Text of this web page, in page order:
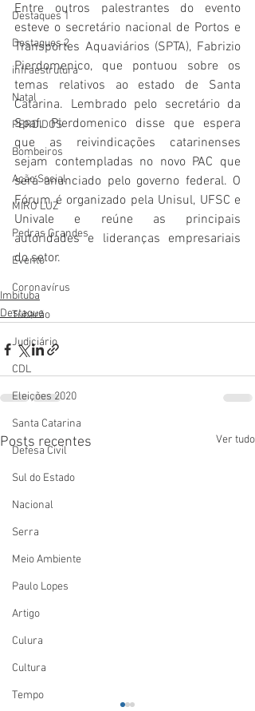
Destaques 1
Destaques 2
infraestrutura
Natal
PERDIDOS
Bombeiros
Ação Social
MIRO LUZ
Pedras Grandes
Evento
Coronavírus
Tubarão
Judiciário
CDL
Eleições 2020
Santa Catarina
Defesa Civil
Sul do Estado
Nacional
Serra
Meio Ambiente
Paulo Lopes
Artigo
Culura
Cultura
Tempo
Entre outros palestrantes do evento
esteve o secretário nacional de Portos e
Transportes Aquaviários (SPTA), Fabrizio
Pierdomenico, que pontuou sobre os
temas relativos ao estado de Santa
Catarina. Lembrado pelo secretário da
Spaf, Pierdomenico disse que espera
que as reivindicações catarinenses
sejam contempladas no novo PAC que
será anunciado pelo governo federal. O
Fórum é organizado pela Unisul, UFSC e
Univale e reúne as principais
autoridades e lideranças empresariais
do setor.
Imbituba
Destaque
Posts recentes Ver tudo